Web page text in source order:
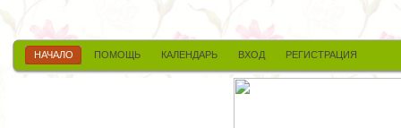
НАЧАЛО ПОМОЩЬ КАЛЕНДАРЬ ВХОД РЕГИСТРАЦИЯ